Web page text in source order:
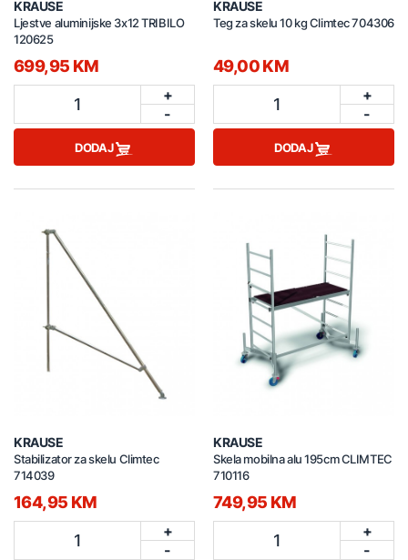
KRAUSE
Ljestve aluminijske 3x12 TRIBILO
120625
699,95 KM
1
+
-
DODAJ
KRAUSE
Teg za skelu 10 kg Climtec 704306
49,00 KM
1
+
-
DODAJ
KRAUSE
Stabilizator za skelu Climtec
714039
164,95 KM
1
+
-
KRAUSE
Skela mobilna alu 195cm CLIMTEC
710116
749,95 KM
1
+
-